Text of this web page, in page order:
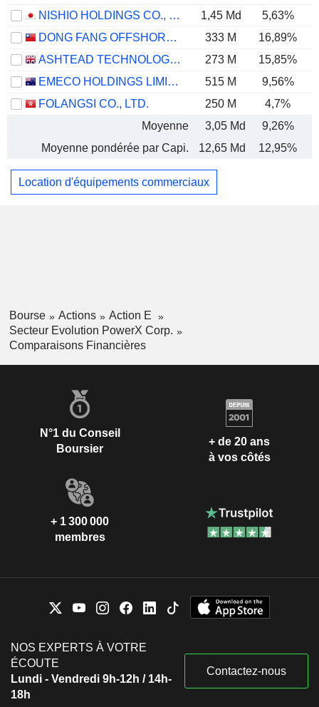
NISHIO HOLDINGS CO., LTD.
1,45 Md 5,63%
DONG FANG OFFSHORE CO., LTD.
333 M 16,89%
ASHTEAD TECHNOLOGY HOLDINGS PLC
273 M 15,85%
EMECO HOLDINGS LIMITED
515 M 9,56%
FOLANGSI CO., LTD.
250 M 4,7%
Moyenne
3,05 Md 9,26%
Moyenne pondérée par Capi.
12,65 Md 12,95%
Location d'équipements commerciaux
Bourse Actions
Action E
Secteur Evolution PowerX Corp.
Comparaisons Financières
N°1 du Conseil
Boursier
+ de 20 ans
à vos côtés
+ 1 300 000
membres
NOS EXPERTS À VOTRE
ÉCOUTE
Lundi - Vendredi 9h-12h / 14h-
18h
Contactez-nous